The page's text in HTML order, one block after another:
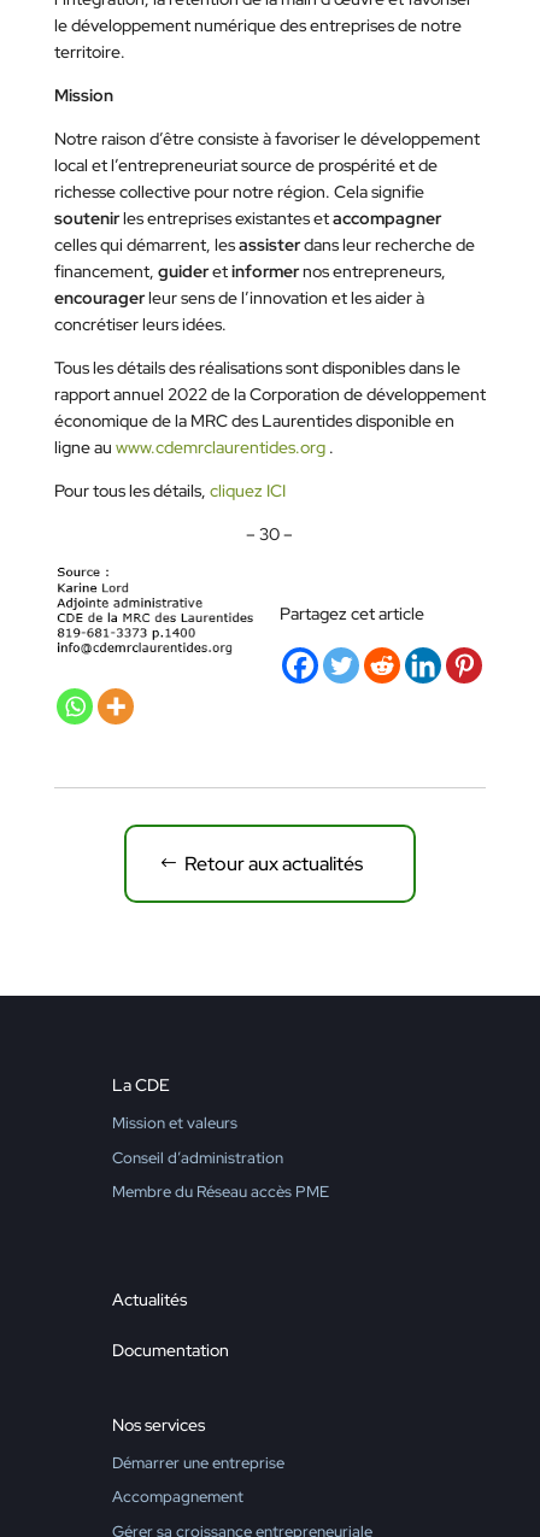
le développement numérique des entreprises de notre
territoire.
Mission
Notre raison d’être consiste à favoriser le développement
local et l’entrepreneuriat source de prospérité et de
richesse collective pour notre région. Cela signifie
soutenirles entreprises existantes etaccompagner
celles qui démarrent, lesassisterdans leur recherche de
financement, guideretinformernos entrepreneurs,
encouragerleur sens de l’innovation et les aider à
concrétiser leurs idées.
Tous les détails des réalisations sont disponibles dans le
rapport annuel 2022 de la Corporation de développement
économique de la MRC des Laurentides disponible en
ligne au www.cdemrclaurentides.org.
Pour tous les détails, cliquez ICI
– 30 –
Partagez cet article
Retour aux actualités
La CDE
Mission et valeurs
Conseil d’administration
Membre du Réseau accès PME
Actualités
Documentation
Nos services
Démarrer une entreprise
Accompagnement
Gérer sa croissance entrepreneuriale